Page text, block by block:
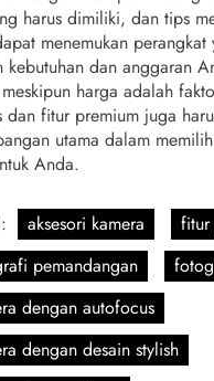
harus dimiliki, dan tips
menemukan perangkat
kebutuhan dan anggaran
harga adalah
dan fitur premium juga
utama dalam
Anda.
aksesori kamera
fitur
pemandangan
dengan autofocus
dengan desain stylish